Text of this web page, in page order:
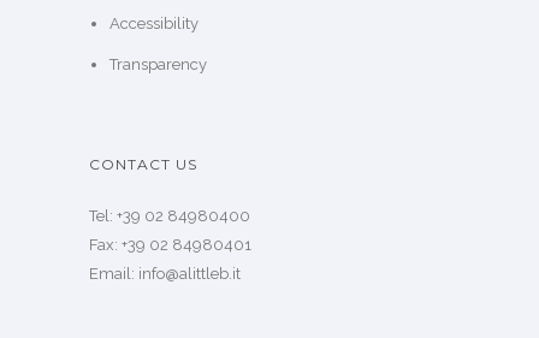
Accessibility
Transparency
CONTACT US
Tel: +39 02 84980400
Fax: +39 02 84980401
Email: info@alittleb.it